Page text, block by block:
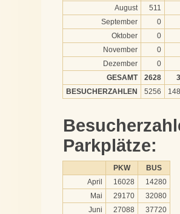
August
511
September
0
Oktober
0
November
0
Dezember
0
GESAMT
2628
BESUCHERZAHLEN
5256
Parkplätze:
PKW
BUS
April
16028
14280
Mai
29170
32080
Juni
27088
37720